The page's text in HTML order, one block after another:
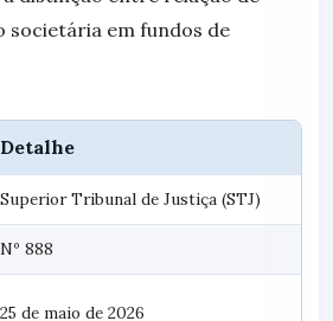
societária em fundos de
Detalhe
Superior Tribunal de Justiça (STJ)
Nº 888
25 de maio de 2026